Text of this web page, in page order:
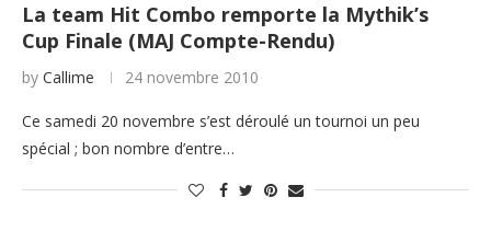
La team Hit Combo remporte la Mythik’s
Cup Finale (MAJ Compte-Rendu)
by Callime 24 novembre 2010
Ce samedi 20 novembre s’est déroulé un tournoi un peu
spécial ; bon nombre d’entre…